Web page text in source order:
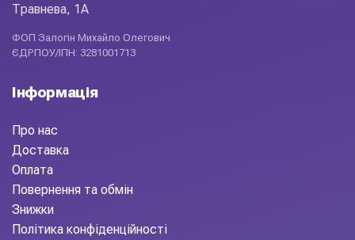
Травнева, 1А
ФОП Залогін Михайло Олегович
ЄДРПОУ/ІПН: 3281001713
Інформація
Про нас
Доставка
Оплата
Повернення та обмін
Знижки
Політика конфіденційності